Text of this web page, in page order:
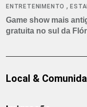
ENTRETENIMENTO ,
Game show mais
gratuita no sul da
Local &